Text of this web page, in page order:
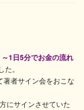
～1日5分でお金の流れ
。
者サイン会をおこな
にサインさせていた